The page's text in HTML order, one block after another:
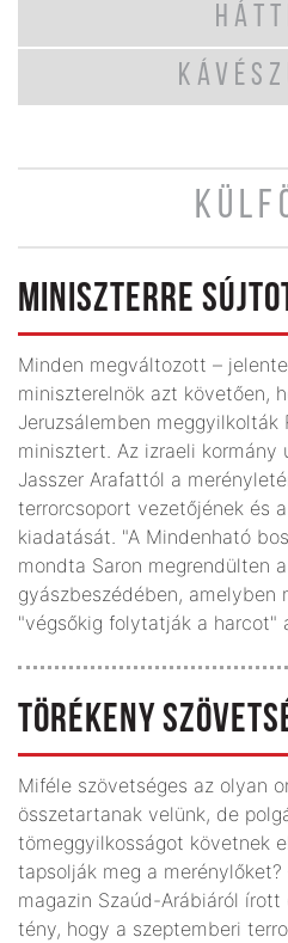
MINISZTERRE
Minden megváltozott –
miniszterelnök azt követően,
Jeruzsálemben
minisztert. Az izraeli
Jasszer Arafattól a
terrorcsoport vezetőjének és
kiadatását. "A Mindenható
mondta Saron megrendülten
gyászbeszédében, amelyben
"végsőkig folytatják a harcot"
TÖRÉKENY
Miféle szövetséges az olyan
összetartanak velünk, de
tömeggyilkosságot követnek
tapsolják meg a
magazin Szaúd-Arábiáról
tény, hogy a szeptemberi